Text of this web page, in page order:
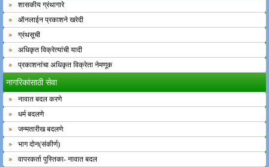
शासकीय ग्रंथागारे
ऑनलाईन प्रकाशने खरेदी
ग्रंथसूची
अधिकृत विक्रेत्यांची यादी
प्रकाशनांचा अधिकृत विक्रेता नेमणूक
नागरिकांसाठी सेवा
नावात बदल करणे
धर्म बदलणे
जन्मतारीख बदलणे
भाग दोन(संकीर्ण)
वापरकर्ता पुस्तिका- नावात बदल